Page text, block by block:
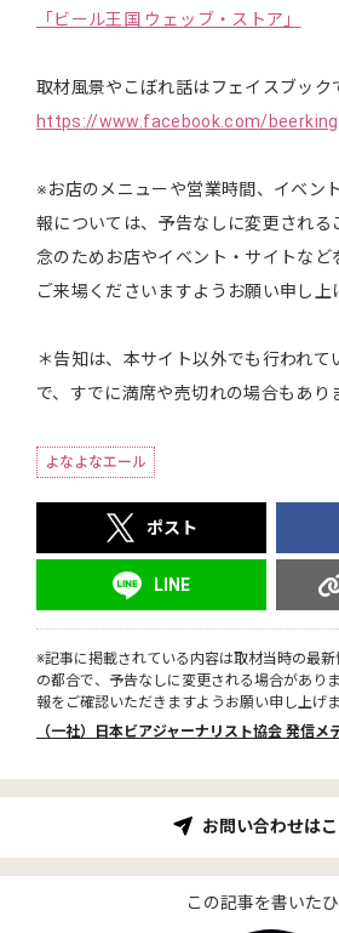
「ビール王国 ウェッブ・ストア」
取材風景やこぼれ話はフェイスブック
https://www.facebook.com/
※お店のメニューや営業時間、イベン
報については、予告なしに変更される
念のためお店やイベント・サイトなど
ご来場くださいますようお願い申し上
＊告知は、本サイト以外でも行われて
で、すでに満席や売切れの場合もあり
よなよなエール
ポスト
LINE
※記事に掲載されている内容は取材当時の最
の都合で、予告なしに変更される場合があり
報をご確認いただきますようお願い申し上げま
（一社）日本ビアジャーナリスト協会 発信メ
お問い合わせは
この記事を書いた